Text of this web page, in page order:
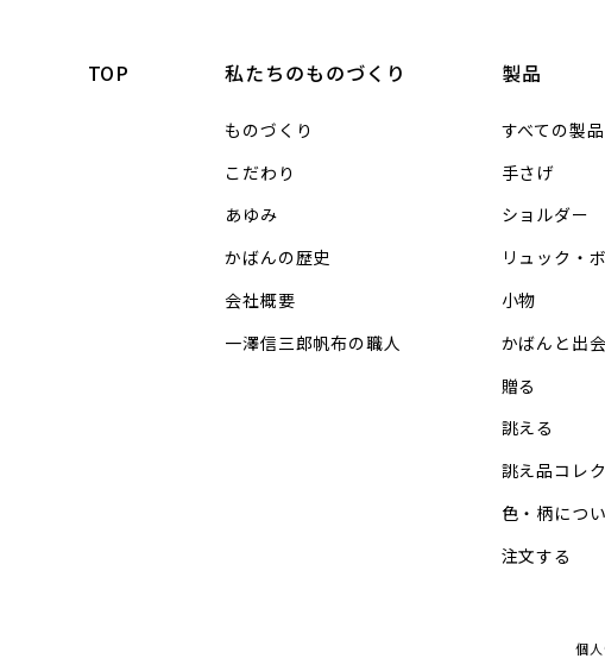
TOP 私たちのものづくり
ものづくり
こだわり
あゆみ
かばんの歴史
会社概要
一澤信三郎帆布の職人
製品
すべての製
手さげ
ショルダー
リュック・
小物
かばんと出
贈る
誂える
誂え品コレ
色・柄につ
注文する
個